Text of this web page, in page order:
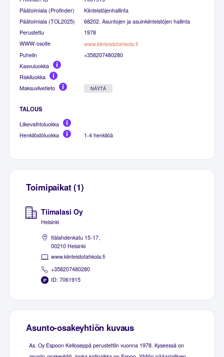
Päätoimiala (Profinder)
Kiinteistöjenhallinta
Päätoimiala (TOL2025)
68202. Asuntojen ja asuinkiinteistöjen hallinta
Perustettu
1978
WWW-osoite
www.kiinteistotahkola.fi
Puhelin
+358207480280
Kasvuluokka
Riskiluokka
Maksuviivetieto
NÄYTÄ
TALOUS
Liikevaihtoluokka
Henkilöstöluokka
1-4 henkilöä
Toimipaikat (1)
Tiimalasi Oy
Helsinki
Itälahdenkatu 15-17,
00210 Helsinki
www.kiinteistotahkola.fi
+358207480280
ID: 7061915
Asunto-osakeyhtiön kuvaus
As. Oy Espoon Kelloseppä perustettiin vuonna 1978. Kyseessä on